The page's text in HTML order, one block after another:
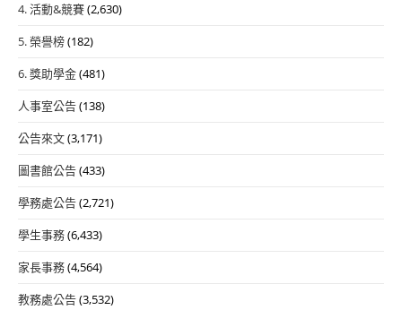
4. 活動&競賽(2,630)
5. 榮譽榜(182)
6. 獎助學金(481)
人事室公告(138)
公告來文(3,171)
圖書館公告(433)
學務處公告(2,721)
學生事務(6,433)
家長事務(4,564)
教務處公告(3,532)